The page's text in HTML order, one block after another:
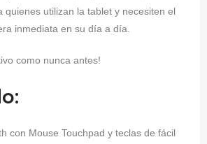
quienes utilizan la tablet y necesiten el
inmediata en su día a día.
como nunca antes!
con Mouse Touchpad y teclas de fácil